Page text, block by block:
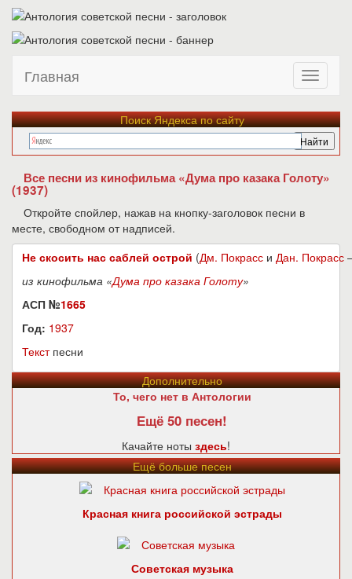
Главная
Поиск Яндекса по сайту
Все песни из кинофильма «Дума про казака Голоту»
(1937)
Откройте спойлер, нажав на кнопку-заголовок песни в
месте, свободном от надписей.
Не скосить нас саблей острой (Дм. Покрасс и Дан. Покрасс
из кинофильма «Дума про казака Голоту»
АСП №1665
Год: 1937
Текстпесни
Дополнительно
То, чего нет в Антологии
Ещё 50 песен!
Качайте ноты здесь!
Ещё больше песен
Красная книга российской эстрады
Советская музыка